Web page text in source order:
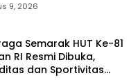
9, 2026
Semarak HUT Ke-81
RI Resmi Dibuka,
dan Sportivitas